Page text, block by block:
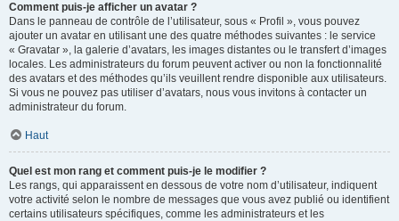
Comment puis-je afficher un avatar ?
Dans le panneau de contrôle de l’utilisateur, sous « Profil », vous pouvez
ajouter un avatar en utilisant une des quatre méthodes suivantes : le service
« Gravatar », la galerie d’avatars, les images distantes ou le transfert d’images
locales. Les administrateurs du forum peuvent activer ou non la fonctionnalité
des avatars et des méthodes qu’ils veuillent rendre disponible aux utilisateurs.
Si vous ne pouvez pas utiliser d’avatars, nous vous invitons à contacter un
administrateur du forum.
Haut
Quel est mon rang et comment puis-je le modifier ?
Les rangs, qui apparaissent en dessous de votre nom d’utilisateur, indiquent
votre activité selon le nombre de messages que vous avez publié ou identifient
certains utilisateurs spécifiques, comme les administrateurs et les